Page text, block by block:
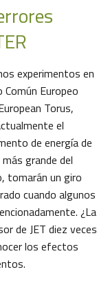
experimentos en
Común Europeo
Torus,
el
de energía de
grande del
tomarán un giro
cuando algunos
¿La
de JET diez veces
los efectos